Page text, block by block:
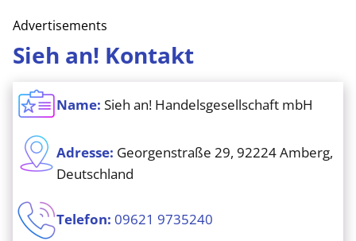
Advertisements
Sieh an! Kontakt
Name: Sieh an! Handelsgesellschaft mbH
Adresse: Georgenstraße 29, 92224 Amberg,
Deutschland
Telefon: 09621 9735240